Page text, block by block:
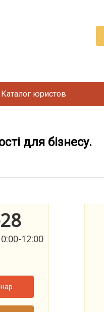
Каталог юристов
для бізнесу.
12:00